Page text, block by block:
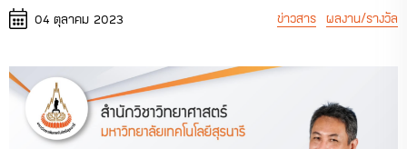
04 ตุลาคม 2023 ข่าวสาร ผลงาน/รางวัล